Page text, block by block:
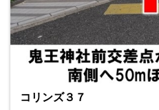
コリンズ３７